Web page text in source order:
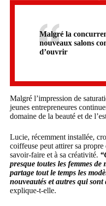
Malgré la
nouveaux salons
d’ouvrir
Malgré l’impression de
jeunes entrepreneures
domaine de la beauté et de
Lucie, récemment installée,
coiffeuse peut attirer sa propre
savoir-faire et à sa créativité.
presque toutes les femmes
partage tout le temps les
nouveautés et autres qui sont
explique-t-elle.